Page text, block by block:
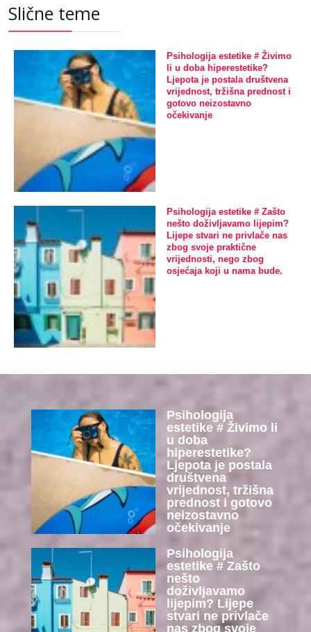
Slične teme
Psihologija estetike # Živimo
li u doba hiperestetike?
Ljepota je postala društvena
vrijednost, tržišna prednost i
gotovo neizostavno
očekivanje
Psihologija estetike # Zašto
nešto doživljavamo lijepim?
Lijepe stvari ne privlače nas
zbog svoje praktične
vrijednosti, nego zbog
osjećaja koji u nama bude.
Psihologija
estetike # Živimo li
u doba
hiperestetike?
Ljepota je postala
društvena
vrijednost, tržišna
prednost i gotovo
neizostavno
očekivanje
Psihologija
estetike # Zašto
nešto
doživljavamo
lijepim? Lijepe
stvari ne privlače
nas zbog svoje